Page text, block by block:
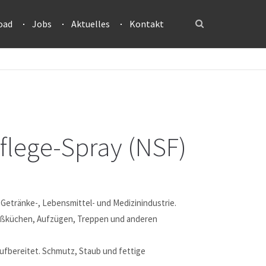
Jobs Aktuelles Kontakt
Spray (NSF)
, Lebensmittel- und Medizinindustrie.
Aufzügen, Treppen und anderen
Schmutz, Staub und fettige